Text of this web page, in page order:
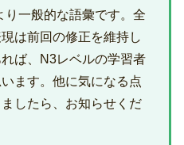
り一般的な語彙です。全
は前回の修正を維持し
ば、N3レベルの学習者
ます。他に気になる点
したら、お知らせくだ